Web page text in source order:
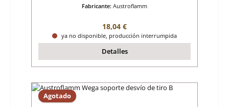
Fabricante: Austroflamm
Precio normal:
18,04 €
ya no disponible, producción interrumpida
Detalles
Agotado